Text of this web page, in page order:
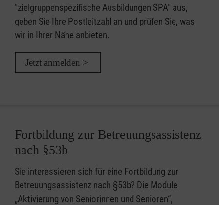
"zielgruppenspezifische Ausbildungen SPA" aus,
geben Sie Ihre Postleitzahl an und prüfen Sie, was
wir in Ihrer Nähe anbieten.
Jetzt anmelden >
Fortbildung zur Betreuungsassistenz
nach §53b
Sie interessieren sich für eine Fortbildung zur
Betreuungsassistenz nach §53b? Die Module
„Aktivierung von Seniorinnen und Senioren“,